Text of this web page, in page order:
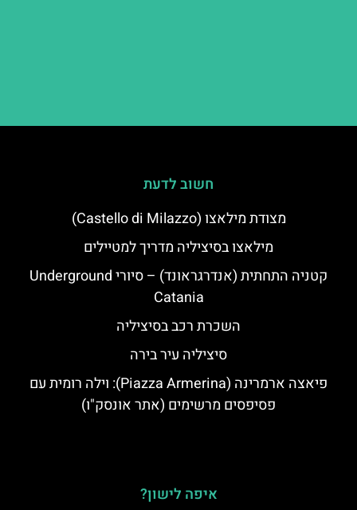
חשוב לדעת
מצודת מילאצו (Castello di Milazzo)
מילאצו בסיציליה מדריך למטיילים
קטניה התחתית (אנדרגראונד) – סיורי Underground
Catania
השכרת רכב בסיציליה
סיציליה עיר בירה
פיאצה ארמרינה (Piazza Armerina): וילה רומית עם
פסיפסים מרשימים (אתר אונסק"ו)
איפה לישון?